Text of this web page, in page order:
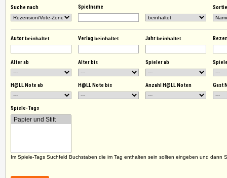
Suche nach Spielname
Autorbeinhaltet Verlagbeinhaltet Jahrbeinhaltet
Alter ab Alter bis Spieler ab
H@LL Note ab H@LL Note bis Anzahl H@LL Noten Gast
Spiele-Tags
Im Spiele-Tags Suchfeld Buchstaben die im Tag enthalten sein sollten eingeben und dann